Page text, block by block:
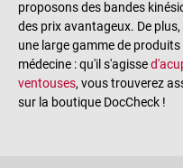
proposons des bandes
des prix avantageux. De
une large gamme de
médecine : qu'il s'agisse
ventouses, vous trouverez
sur la boutique DocCheck !